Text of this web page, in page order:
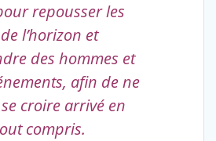
repousser les
l’horizon et
des hommes et
afin de ne
croire arrivé en
compris.